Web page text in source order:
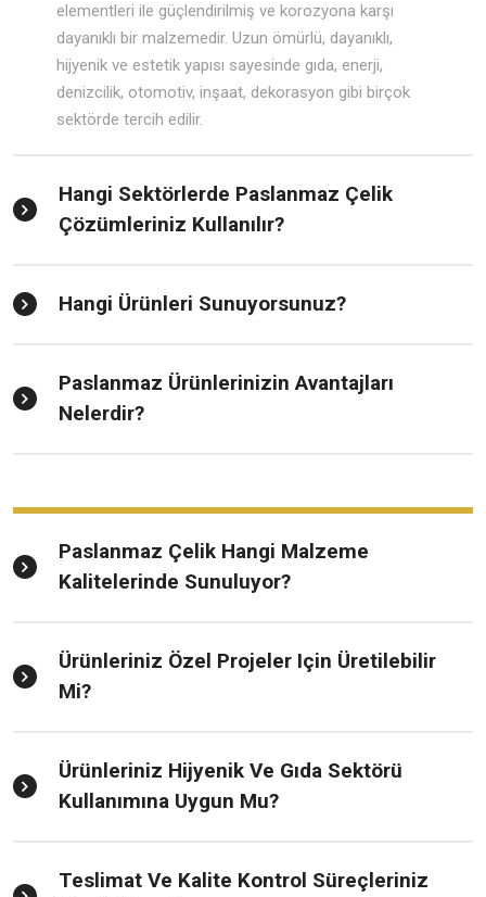
elementleri ile güçlendirilmiş ve korozyona karşı
dayanıklı bir malzemedir. Uzun ömürlü, dayanıklı,
hijyenik ve estetik yapısı sayesinde gıda, enerji,
denizcilik, otomotiv, inşaat, dekorasyon gibi birçok
sektörde tercih edilir.
Hangi Sektörlerde Paslanmaz Çelik
Çözümleriniz Kullanılır?
Hangi Ürünleri Sunuyorsunuz?
Paslanmaz Ürünlerinizin Avantajları
Nelerdir?
Paslanmaz Çelik Hangi Malzeme
Kalitelerinde Sunuluyor?
Ürünleriniz Özel Projeler Için Üretilebilir
Mi?
Ürünleriniz Hijyenik Ve Gıda Sektörü
Kullanımına Uygun Mu?
Teslimat Ve Kalite Kontrol Süreçleriniz